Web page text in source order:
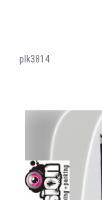
plk3814